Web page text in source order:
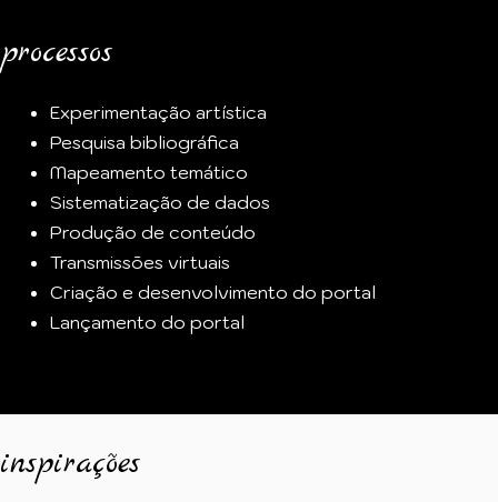
processos
Experimentação artística
Pesquisa bibliográfica
Mapeamento temático
Sistematização de dados
Produção de conteúdo
Transmissões virtuais
Criação e desenvolvimento do portal
Lançamento do portal
inspirações